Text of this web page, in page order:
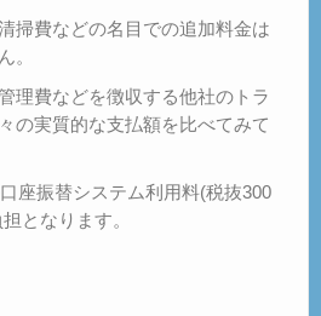
掃費などの名目での追加料金は
。
理費などを徴収する他社のトラ
の実質的な支払額を比べてみて
座振替システム利用料(税抜300
となります。